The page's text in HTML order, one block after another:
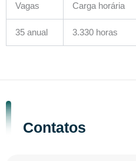
Vagas Carga horária
35 anual 3.330 horas
Contatos